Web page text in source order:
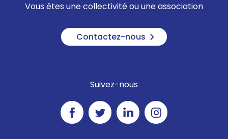
Vous êtes une collectivité ou une association
Contactez-nous
Suivez-nous